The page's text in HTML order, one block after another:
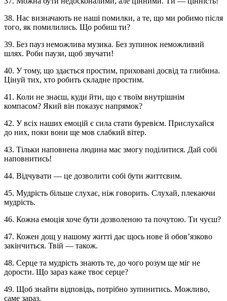
38. Нас визначають не наші помилки, а те, що ми робимо після
того, як помилились. Що робиш ти?
39. Без пауз неможлива музика. Без зупинок неможливий
шлях. Роби паузи, щоб звучати!
40. У тому, що здається простим, приховані досвід та глибина.
Цінуй тих, хто робить складне простим.
41. Коли не знаєш, куди йти, що є твоїм внутрішнім
компасом? Який він показує напрямок?
42. У всіх наших емоцій є сила стати буревієм. Прислухайся
до них, поки вони ще мов слабкий вітер.
43. Тільки наповнена людина має змогу поділитися. Дай собі
наповнитись!
44. Відчувати — це дозволити собі бути життєвим.
45. Мудрість більше слухає, ніж говорить. Слухай, плекаючи
мудрість.
46. Кожна емоція хоче бути дозволеною та почутою. Ти чуєш?
47. Кожен дощ у нашому житті дає щось нове й обов’язково
закінчиться. Твій — також.
48. Серце та мудрість знають те, до чого розум ще міг не
дорости. Що зараз каже твоє серце?
49. Щоб знайти відповідь, потрібно зупинитись. Можливо,
саме зараз.